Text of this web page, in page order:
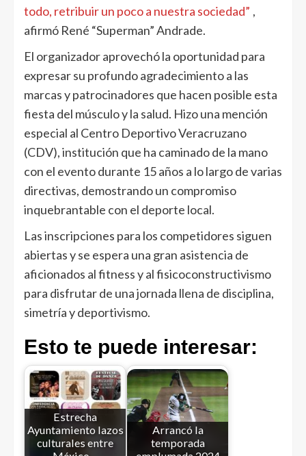
todo, retribuir un poco a nuestra sociedad” ,
afirmó René “Superman” Andrade.
El organizador aprovechó la oportunidad para
expresar su profundo agradecimiento a las
marcas y patrocinadores que hacen posible esta
fiesta del músculo y la salud. Hizo una mención
especial al Centro Deportivo Veracruzano
(CDV), institución que ha caminado de la mano
con el evento durante 15 años a lo largo de varias
directivas, demostrando un compromiso
inquebrantable con el deporte local.
Las inscripciones para los competidores siguen
abiertas y se espera una gran asistencia de
aficionados al fitness y al fisicoconstructivismo
para disfrutar de una jornada llena de disciplina,
simetría y deportivismo.
Esto te puede interesar:
Estrecha
Ayuntamiento lazos
culturales entre
Arrancó la
temporada